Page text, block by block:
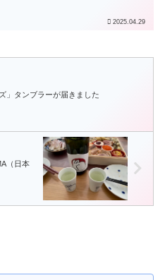
2025.04.29
ズ」タンブラーが届きました
（日本